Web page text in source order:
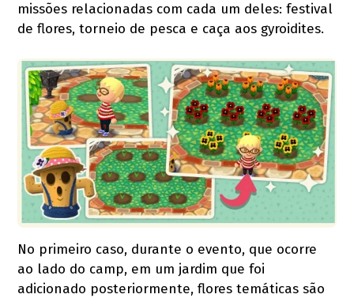
missões relacionadas com cada um deles: festival
de flores, torneio de pesca e caça aos gyroidites.
No primeiro caso, durante o evento, que ocorre
ao lado do camp, em um jardim que foi
adicionado posteriormente, flores temáticas são